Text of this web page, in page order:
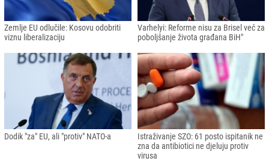
Zemlje EU odlučile: Kosovu odobriti
viznu liberalizaciju
Varhelyi: Reforme nisu za Brisel već za
poboljšanje života građana BiH"
Dodik "za" EU, ali "protiv" NATO-a
Istraživanje SZO: 61 posto ispitanik ne
zna da antibiotici ne djeluju protiv
virusa